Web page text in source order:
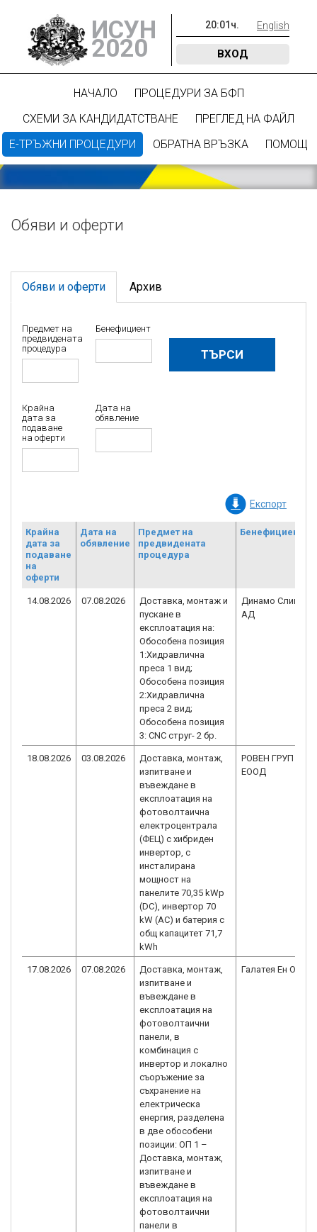
ИСУН
2020
20:01 ч. English
ВХОД
НАЧАЛО
ПРОЦЕДУРИ ЗА БФП
СХЕМИ ЗА КАНДИДАТСТВАНЕ
ПРЕГЛЕД НА ФАЙЛ
Е-ТРЪЖНИ ПРОЦЕДУРИ
ОБРАТНА ВРЪЗКА ПОМОЩ
Обяви и оферти
Обяви и оферти Архив
Предмет на
предвидената
процедура
Бенефициент
Крайна
дата за
подаване
на оферти
Дата на
обявление
Експорт
Крайна
дата за
подаване
на
оферти
Дата на
обявление
Предмет на
предвидената
процедура
Бенефициент
14.08.2026 07.08.2026
Доставка, монтаж и
пускане в
експлоатация на:
Обособена позиция
1:Хидравлична
преса 1 вид;
Обособена позиция
2:Хидравлична
преса 2 вид;
Обособена позиция
3: CNC струг- 2 бр.
Динамо Сливен
АД
18.08.2026 03.08.2026
Доставка, монтаж,
изпитване и
въвеждане в
експлоатация на
фотоволтаична
електроцентрала
(ФЕЦ) с хибриден
инвертор, с
инсталирана
мощност на
панелите 70,35 kWp
(DC), инвертор 70
kW (AC) и батерия с
общ капацитет 71,7
kWh
РОВЕН ГРУП
ЕООД
17.08.2026 07.08.2026
Доставка, монтаж,
изпитване и
въвеждане в
експлоатация на
фотоволтаични
панели, в
комбинация с
инвертор и локално
съоръжение за
съхранение на
електрическа
енергия, разделена
в две обособени
позиции: ОП 1 –
Доставка, монтаж,
изпитване и
въвеждане в
експлоатация на
фотоволтаични
панели в
Галатея Ен ООД